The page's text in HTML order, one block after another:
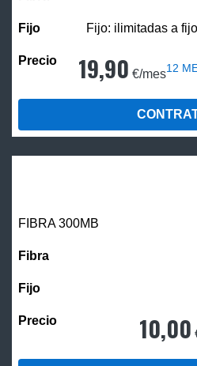
Fijo: ilimitadas a
19,90 €/mes12
FIBRA 300MB
10,00